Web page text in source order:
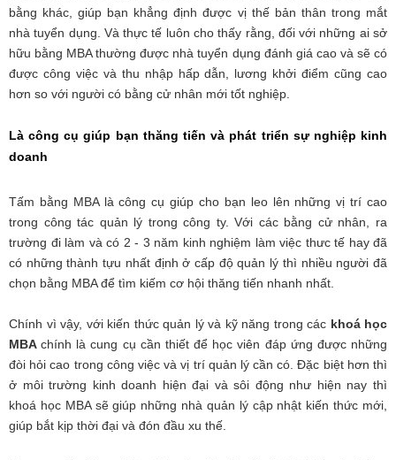
bằng khác, giúp bạn khẳng định được vị thế bản thân trong mắt
nhà tuyển dụng. Và thực tế luôn cho thấy rằng, đối với những ai sở
hữu bằng MBA thường được nhà tuyển dụng đánh giá cao và sẽ có
được công việc và thu nhập hấp dẫn, lương khởi điểm cũng cao
hơn so với người có bằng cử nhân mới tốt nghiệp.
Là công cụ giúp bạn thăng tiến và phát triển sự nghiệp kinh
doanh
Tấm bằng MBA là công cụ giúp cho bạn leo lên những vị trí cao
trong công tác quản lý trong công ty. Với các bằng cử nhân, ra
trường đi làm và có 2 - 3 năm kinh nghiệm làm việc thưc tế hay đã
có những thành tựu nhất định ở cấp độ quản lý thì nhiều người đã
chọn bằng MBA để tìm kiếm cơ hội thăng tiến nhanh nhất.
Chính vì vậy, với kiến thức quản lý và kỹ năng trong các khoá học
MBAchính là cung cụ cần thiết để học viên đáp ứng được những
đòi hỏi cao trong công việc và vị trí quản lý cần có. Đặc biệt hơn thì
ở môi trường kinh doanh hiện đại và sôi động như hiện nay thì
khoá học MBA sẽ giúp những nhà quản lý cập nhật kiến thức mới,
giúp bắt kịp thời đại và đón đầu xu thế.